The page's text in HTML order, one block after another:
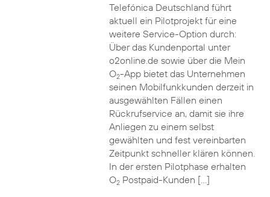
Telefónica Deutschland führt
aktuell ein Pilotprojekt für eine
weitere Service-Option durch:
Über das Kundenportal unter
o2online.de sowie über die Mein
O2-App bietet das Unternehmen
seinen Mobilfunkkunden derzeit in
ausgewählten Fällen einen
Rückrufservice an, damit sie ihre
Anliegen zu einem selbst
gewählten und fest vereinbarten
Zeitpunkt schneller klären können.
In der ersten Pilotphase erhalten
O2Postpaid-Kunden […]